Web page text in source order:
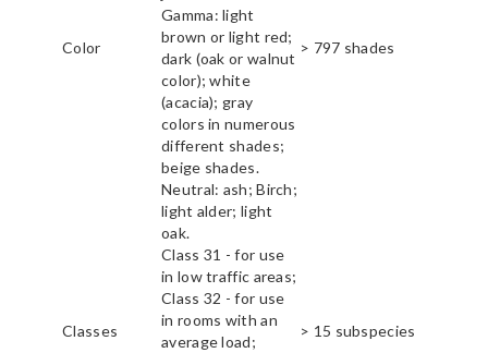
Color
Gamma: light
brown or light red;
dark (oak or walnut
color); white
(acacia); gray
colors in numerous
different shades;
beige shades.
Neutral: ash; Birch;
light alder; light
oak.
> 797 shades
Classes
Class 31 - for use
in low traffic areas;
Class 32 - for use
in rooms with an
average load;
> 15 subspecies